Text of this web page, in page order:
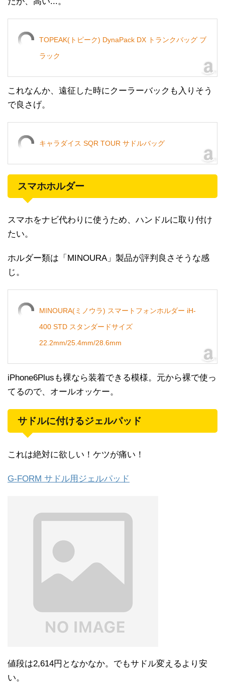
TOPEAK(トピーク) DynaPack DX トランクバッグ ブ
ラック
これなんか、遠征した時にクーラーバックも入りそう
で良さげ。
キャラダイス SQR TOUR サドルバッグ
スマホホルダー
スマホをナビ代わりに使うため、ハンドルに取り付け
たい。
ホルダー類は「MINOURA」製品が評判良さそうな感
じ。
MINOURA(ミノウラ) スマートフォンホルダー iH-
400 STD スタンダードサイズ
22.2mm/25.4mm/28.6mm
iPhone6Plusも裸なら装着できる模様。元から裸で使っ
てるので、オールオッケー。
サドルに付けるジェルパッド
これは絶対に欲しい！ケツが痛い！
G-FORM サドル用ジェルパッド
値段は2,614円となかなか。でもサドル変えるより安
い。